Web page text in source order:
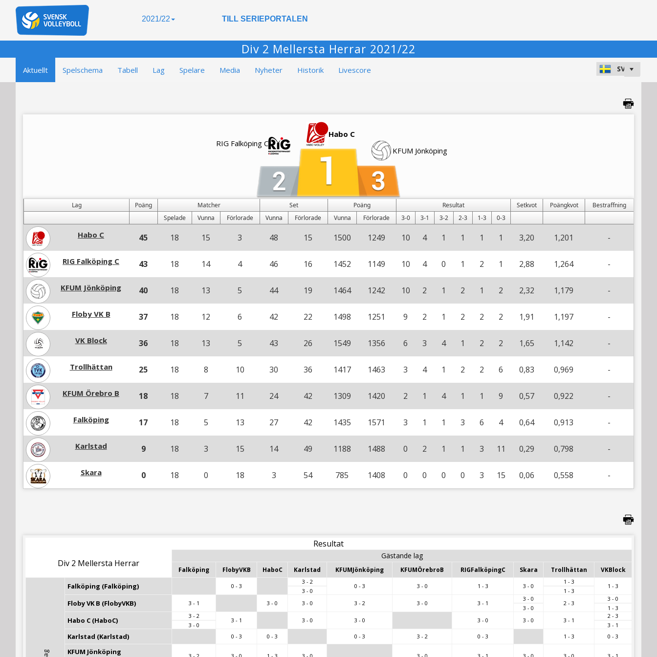
2021/22 TILL SERIEPORTALEN
Div 2 Mellersta Herrar 2021/22
Aktuellt Spelschema Tabell Lag Spelare Media Nyheter Historik Livescore
Habo C
RIG Falköping C
KFUM Jönköping
Lag Poäng Matcher Set Poäng Resultat Setkvot Poängkvot
Bestraffning
Spelade
Vunna Förlorade Vunna Förlorade Vunna Förlorade 3-0 3-1 3-2 2-3 1-3 0-3
Habo C 45 18 15 3 48 15 1500 1249 10 4 1 1 1 1 3,20 1,201 -
RIG Falköping C 43 18 14 4 46 16 1452 1149 10 4 0 1 2 1 2,88 1,264 -
KFUM Jönköping 40 18 13 5 44 19 1464 1242 10 2 1 2 1 2 2,32 1,179 -
Floby VK B 37 18 12 6 42 22 1498 1251 9 2 1 2 2 2 1,91 1,197 -
VK Block 36 18 13 5 43 26 1549 1356 6 3 4 1 2 2 1,65 1,142 -
Trollhättan 25 18 8 10 30 36 1417 1463 3 4 1 2 2 6 0,83 0,969 -
KFUM Örebro B 18 18 7 11 24 42 1309 1420 2 1 4 1 1 9 0,57 0,922 -
Falköping 17 18 5 13 27 42 1435 1571 3 1 1 3 6 4 0,64 0,913 -
Karlstad 9 18 3 15 14 49 1188 1488 0 2 1 1 3 11 0,29 0,798 -
Skara 0 18 0 18 3 54 785 1408 0 0 0 0 3 15 0,06 0,558 -
Resultat
Div 2 Mellersta Herrar
Gästande lag
Falköping FlobyVKB HaboC Karlstad KFUMJönköping KFUMÖrebroB RIGFalköpingC Skara Trollhättan VKBlock
Falköping (Falköping) 0 - 3
3 - 2
3 - 0
0 - 3 3 - 0 1 - 3 3 - 0
1 - 3
1 - 3
1 - 3
Floby VK B (FlobyVKB) 3 - 1 3 - 0 3 - 0 3 - 2 3 - 0 3 - 1
3 - 0
3 - 0
2 - 3
3 - 0
1 - 3
Habo C (HaboC)
3 - 2
3 - 0
3 - 1 3 - 0 3 - 0 3 - 0 3 - 0 3 - 1
2 - 3
3 - 1
Karlstad (Karlstad) 0 - 3 0 - 3 0 - 3 3 - 2 0 - 3 1 - 3 0 - 3
KFUM Jönköping